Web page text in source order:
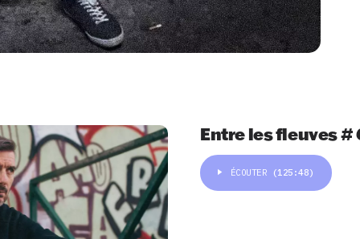
Entre les fleuves #
ÉCOUTER (125:48)